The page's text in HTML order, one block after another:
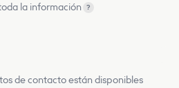
la información ?
de contacto están disponibles